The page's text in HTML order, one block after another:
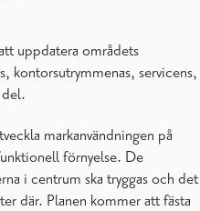
uppdatera områdets
kontorsutrymmenas, servicens,
markanvändningen på
förnyelse. De
i centrum ska tryggas och det
där. Planen kommer att fästa